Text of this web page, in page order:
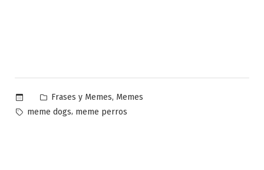
Publicado
en
Frases y Memes, Memes
Etiquetas:
meme dogs, meme perros